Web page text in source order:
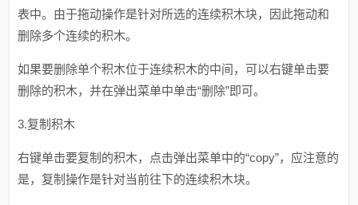
表中。由于拖动操作是针对所选的连续积木块，因此拖动和
删除多个连续的积木。
如果要删除单个积木位于连续积木的中间，可以右键单击要
删除的积木，并在弹出菜单中单击“删除”即可。
3.复制积木
右键单击要复制的积木，点击弹出菜单中的“copy”，应注意的
是，复制操作是针对当前往下的连续积木块。